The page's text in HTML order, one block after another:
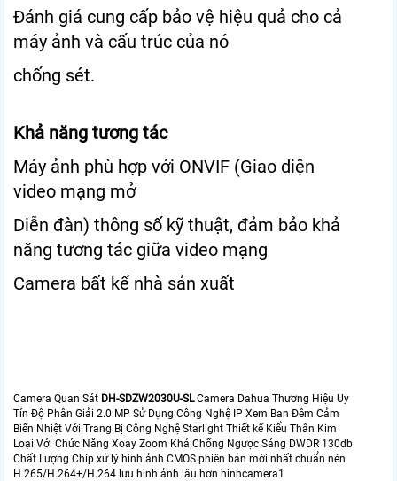
Đánh giá cung cấp bảo vệ hiệu quả cho cả
máy ảnh và cấu trúc của nó
chống sét.
Khả năng tương tác
Máy ảnh phù hợp với ONVIF (Giao diện
video mạng mở
Diễn đàn) thông số kỹ thuật, đảm bảo khả
năng tương tác giữa video mạng
Camera bất kể nhà sản xuất
Camera Quan Sát DH-SDZW2030U-SLCamera Dahua Thương Hiệu Uy
Tín Độ Phân Giải 2.0 MP Sử Dụng Công Nghệ IP Xem Ban Đêm Cảm
Biến Nhiệt Với Trang Bị Công Nghệ Starlight Thiết kế Kiểu Thân Kim
Loại Với Chức Năng Xoay Zoom Khả Chống Ngược Sáng DWDR 130db
Chất Lượng Chíp xử lý hình ảnh CMOS phiên bản mới nhất chuẩn nén
H.265/H.264+/H.264 lưu hình ảnh lâu hơn hinhcamera1